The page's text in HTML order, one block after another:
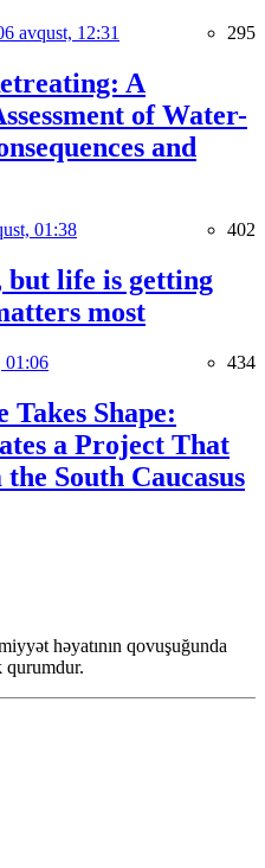
avqust, 12:31 295
A
of Water-
and
01:38 402
but life is getting
most
01:06 434
Shape:
a Project That
South Caucasus
həyatının qovuşuğunda
qurumdur.